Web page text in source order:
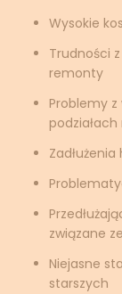
Wysokie
Trudności
remonty
Problemy z
związane
Niejasne
starszych